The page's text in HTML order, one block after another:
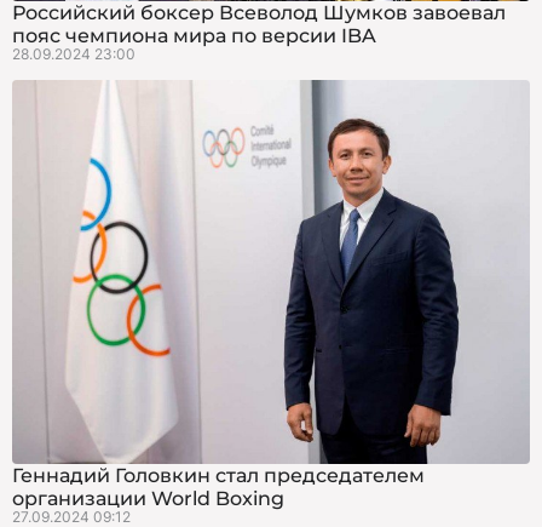
Российский боксер Всеволод Шумков завоевал
пояс чемпиона мира по версии IBA
28.09.2024 23:00
Геннадий Головкин стал председателем
организации World Boxing
27.09.2024 09:12